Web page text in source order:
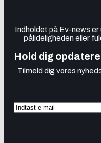
Indholdet på Ev-news
pålideligheden eller
Hold dig
Tilmeld dig vores